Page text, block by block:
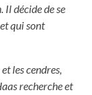
Il décide de se
qui sont
les cendres,
recherche et